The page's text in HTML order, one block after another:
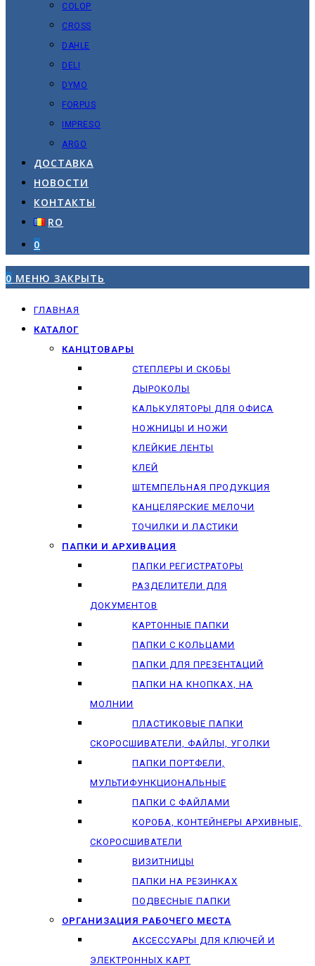
COLOP
CROSS
DAHLE
DELI
DYMO
FORPUS
IMPRESO
ARGO
ДОСТАВКА
НОВОСТИ
КОНТАКТЫ
RO
0
0 МЕНЮ ЗАКРЫТЬ
ГЛАВНАЯ
КАТАЛОГ
КАНЦТОВАРЫ
СТЕПЛЕРЫ И СКОБЫ
ДЫРОКОЛЫ
КАЛЬКУЛЯТОРЫ ДЛЯ ОФИСА
НОЖНИЦЫ И НОЖИ
КЛЕЙКИЕ ЛЕНТЫ
КЛЕЙ
ШТЕМПЕЛЬНАЯ ПРОДУКЦИЯ
КАНЦЕЛЯРСКИЕ МЕЛОЧИ
ТОЧИЛКИ И ЛАСТИКИ
ПАПКИ И АРХИВАЦИЯ
ПАПКИ РЕГИСТРАТОРЫ
РАЗДЕЛИТЕЛИ ДЛЯ
ДОКУМЕНТОВ
КАРТОННЫЕ ПАПКИ
ПАПКИ С КОЛЬЦАМИ
ПАПКИ ДЛЯ ПРЕЗЕНТАЦИЙ
ПАПКИ НА КНОПКАХ, НА
МОЛНИИ
ПЛАСТИКОВЫЕ ПАПКИ
СКОРОСШИВАТЕЛИ, ФАЙЛЫ, УГОЛКИ
ПАПКИ ПОРТФЕЛИ,
МУЛЬТИФУНКЦИОНАЛЬНЫЕ
ПАПКИ С ФАЙЛАМИ
КОРОБА, КОНТЕЙНЕРЫ АРХИВНЫЕ,
СКОРОСШИВАТЕЛИ
ВИЗИТНИЦЫ
ПАПКИ НА РЕЗИНКАХ
ПОДВЕСНЫЕ ПАПКИ
ОРГАНИЗАЦИЯ РАБОЧЕГО МЕСТА
АКСЕССУАРЫ ДЛЯ КЛЮЧЕЙ И
ЭЛЕКТРОННЫХ КАРТ